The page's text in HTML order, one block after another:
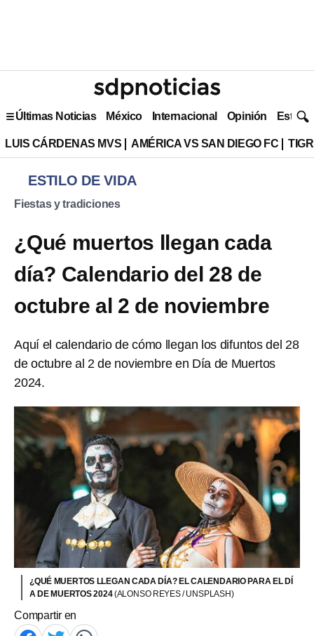
Últimas Noticias México Internacional Opinión Estilo
LUIS CÁRDENAS MVS AMÉRICA VS SAN DIEGO FC
ESTILO DE VIDA
Fiestas y tradiciones
¿Qué muertos llegan cada
día? Calendario del 28 de
octubre al 2 de noviembre
Aquí el calendario de cómo llegan los difuntos del 28
de octubre al 2 de noviembre en Día de Muertos
2024.
¿QUÉ MUERTOS LLEGAN CADA DÍA? EL CALENDARIO PARA EL DÍ
A DE MUERTOS 2024(ALONSO REYES / UNSPLASH)
Compartir en